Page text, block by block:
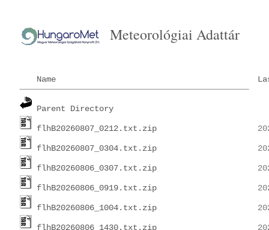
Meteorológiai Adattár
Name
Parent Directory
flhB20260807_0212.txt.zip
flhB20260807_0304.txt.zip
flhB20260806_0307.txt.zip
flhB20260806_0919.txt.zip
flhB20260806_1004.txt.zip
flhB20260806_1430.txt.zip